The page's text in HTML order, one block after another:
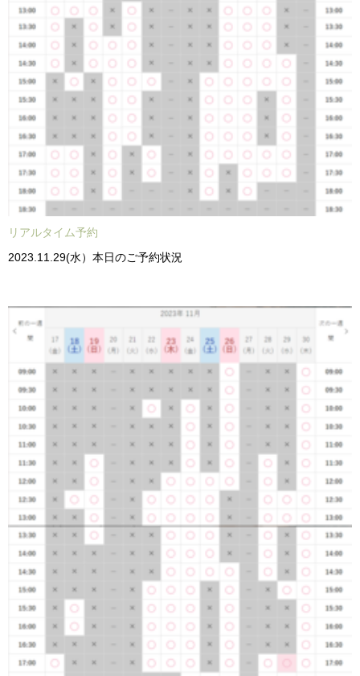
リアルタイム予約
2023.11.29(水）本日のご予約状況